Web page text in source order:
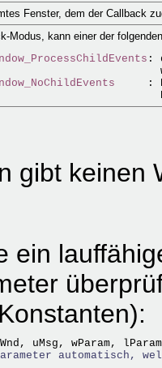
Fenster, dem der Callback
Modus, kann einer der
:
:
gibt keinen
ein
Konstanten):
uMsg, wParam,
automatisch,